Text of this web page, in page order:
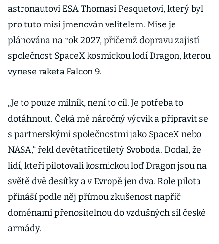
astronautovi ESA Thomasi Pesquetovi, který byl
pro tuto misi jmenován velitelem. Mise je
plánována na rok 2027, přičemž dopravu zajistí
společnost SpaceX kosmickou lodí Dragon, kterou
vynese raketa Falcon 9.
„Je to pouze milník, není to cíl. Je potřeba to
dotáhnout. Čeká mě náročný výcvik a připravit se
s partnerskými společnostmi jako SpaceX nebo
NASA,“ řekl devětatřicetiletý Svoboda. Dodal, že
lidí, kteří pilotovali kosmickou loď Dragon jsou na
světě dvě desítky a v Evropě jen dva. Role pilota
přináší podle něj přímou zkušenost napříč
doménami přenositelnou do vzdušných sil české
armády.